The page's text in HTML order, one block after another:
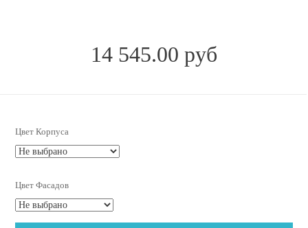
14 545.00 руб
Цвет Корпуса
Цвет Фасадов